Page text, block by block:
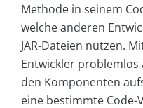
Methode in seinem
welche anderen
JAR-Dateien nutzen.
Entwickler problemlos
den Komponenten
eine bestimmte Code-